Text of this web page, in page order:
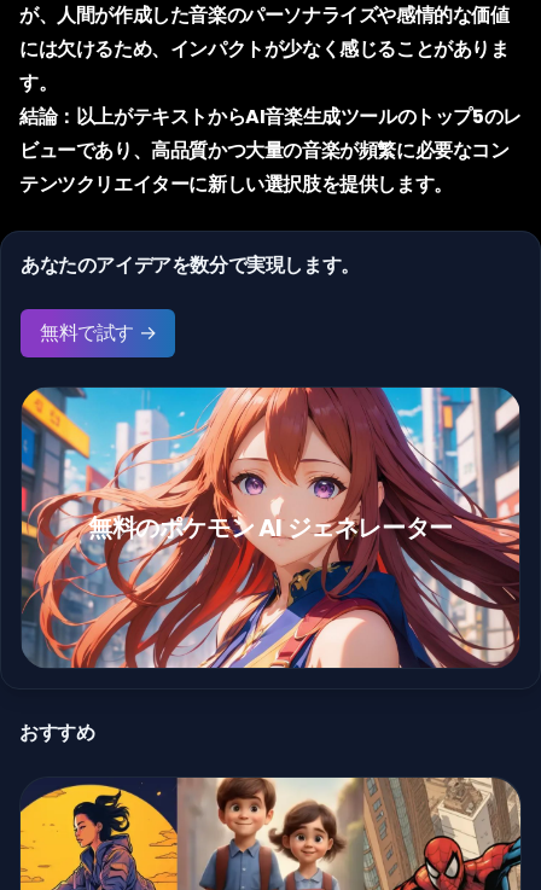
が、人間が作成した音楽のパーソナライズや感情的な価値
には欠けるため、インパクトが少なく感じることがありま
す。
結論：以上がテキストからAI音楽生成ツールのトップ5のレ
ビューであり、高品質かつ大量の音楽が頻繁に必要なコン
テンツクリエイターに新しい選択肢を提供します。
あなたのアイデアを数分で実現します。
無料で試す →
無料のポケモン AI ジェネレーター
おすすめ